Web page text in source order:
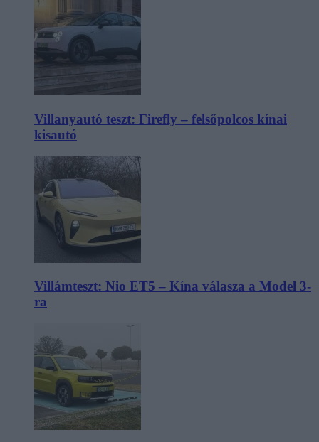
Villanyautó teszt: Firefly – felsőpolcos kínai
kisautó
Villámteszt: Nio ET5 – Kína válasza a Model 3-
ra